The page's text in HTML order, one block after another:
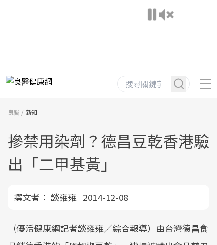
良醫 新知
摻禁用染劑？德昌豆乾香港驗
出「二甲基黃」
撰文者： 談雍雍 2014-12-08
（優活健康網記者談雍雍／綜合報導）由台灣德昌食